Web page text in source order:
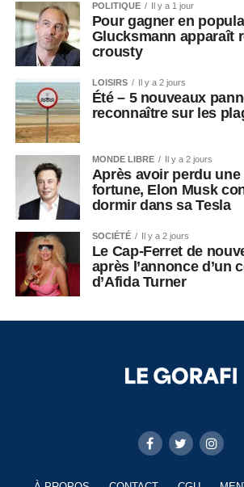
POLITIQUE Il y a 1 jour
Pour gagner en
Glucksmann apparaît
crousty
LOISIRS Il y a 2 jours
Été – 5 nouveaux
reconnaître sur les
MONDE LIBRE Il y a 2 jours
Après avoir perdu une
fortune, Elon Musk
dormir dans sa Tesla
SOCIÉTÉ Il y a 2 jours
Le Cap-Ferret de
après l’annonce d’un
d’Afida Turner